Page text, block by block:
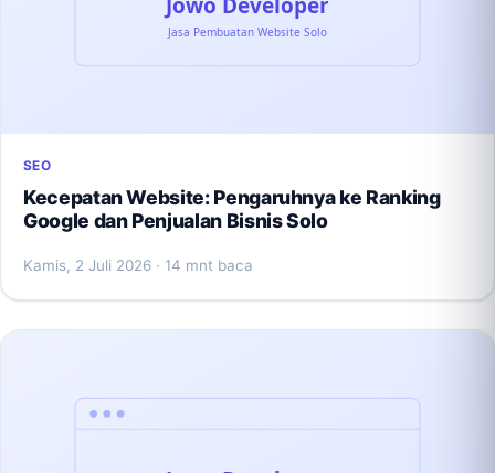
SEO
Kecepatan Website: Pengaruhnya ke Ranking
Google dan Penjualan Bisnis Solo
Kamis, 2 Juli 2026 · 14 mnt baca